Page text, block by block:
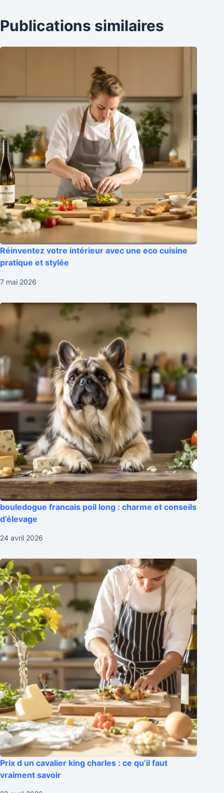
Publications similaires
Réinventez votre intérieur avec une eco cuisine
pratique et stylée
7 mai 2026
bouledogue francais poil long : charme et conseils
d’élevage
24 avril 2026
Prix d un cavalier king charles : ce qu’il faut
vraiment savoir